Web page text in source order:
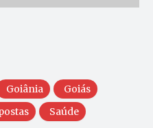
Goiânia
Goiás
Saúde